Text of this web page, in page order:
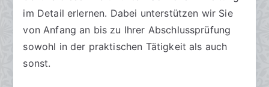
im Detail erlernen. Dabei unterstützen wir Sie
von Anfang an bis zu Ihrer Abschlussprüfung
sowohl in der praktischen Tätigkeit als auch
sonst.